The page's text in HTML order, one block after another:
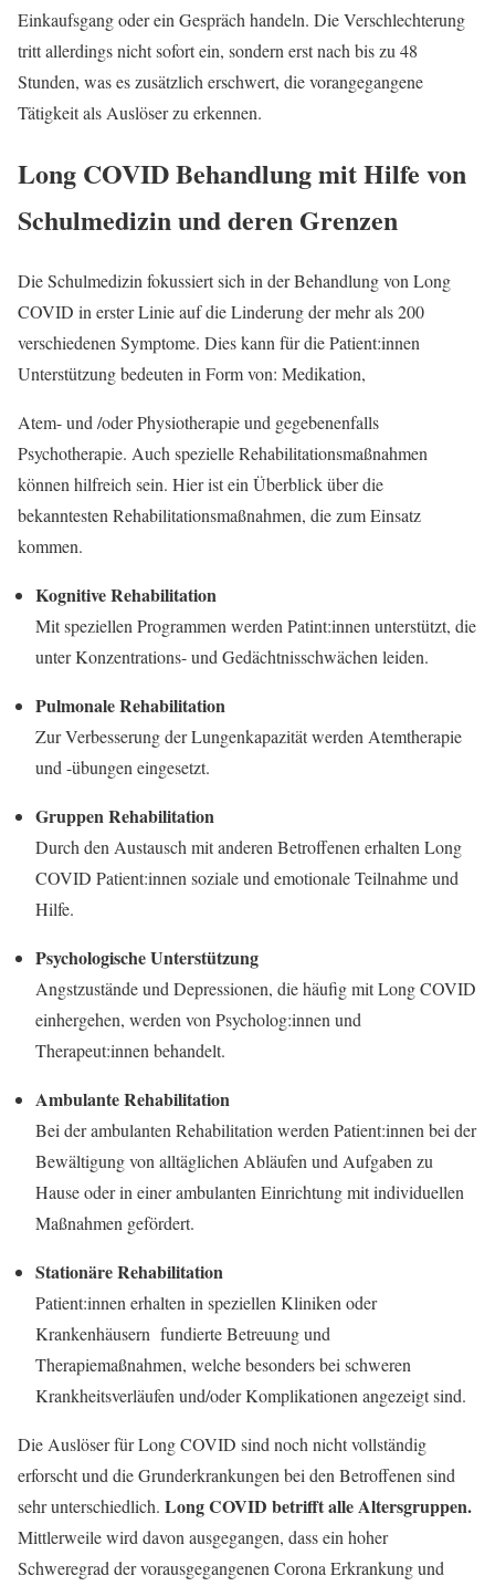
Einkaufsgang oder ein Gespräch handeln. Die Verschlechterung
tritt allerdings nicht sofort ein, sondern erst nach bis zu 48
Stunden, was es zusätzlich erschwert, die vorangegangene
Tätigkeit als Auslöser zu erkennen.
Long COVID Behandlung mit Hilfe von
Schulmedizin und deren Grenzen
Die Schulmedizin fokussiert sich in der Behandlung von Long
COVID in erster Linie auf die Linderung der mehr als 200
verschiedenen Symptome. Dies kann für die Patient:innen
Unterstützung bedeuten in Form von: Medikation,
Atem- und /oder Physiotherapie und gegebenenfalls
Psychotherapie. Auch spezielle Rehabilitationsmaßnahmen
können hilfreich sein. Hier ist ein Überblick über die
bekanntesten Rehabilitationsmaßnahmen, die zum Einsatz
kommen.
Kognitive Rehabilitation
Mit speziellen Programmen werden Patint:innen unterstützt, die
unter Konzentrations- und Gedächtnisschwächen leiden.
Pulmonale Rehabilitation
Zur Verbesserung der Lungenkapazität werden Atemtherapie
und -übungen eingesetzt.
Gruppen Rehabilitation
Durch den Austausch mit anderen Betroffenen erhalten Long
COVID Patient:innen soziale und emotionale Teilnahme und
Hilfe.
Psychologische Unterstützung
Angstzustände und Depressionen, die häufig mit Long COVID
einhergehen, werden von Psycholog:innen und
Therapeut:innen behandelt.
Ambulante Rehabilitation
Bei der ambulanten Rehabilitation werden Patient:innen bei der
Bewältigung von alltäglichen Abläufen und Aufgaben zu
Hause oder in einer ambulanten Einrichtung mit individuellen
Maßnahmen gefördert.
Stationäre Rehabilitation
Patient:innen erhalten in speziellen Kliniken oder
Krankenhäusern fundierte Betreuung und
Therapiemaßnahmen, welche besonders bei schweren
Krankheitsverläufen und/oder Komplikationen angezeigt sind.
Die Auslöser für Long COVID sind noch nicht vollständig
erforscht und die Grunderkrankungen bei den Betroffenen sind
sehr unterschiedlich. Long COVID betrifft alle Altersgruppen.
Mittlerweile wird davon ausgegangen, dass ein hoher
Schweregrad der vorausgegangenen Corona Erkrankung und